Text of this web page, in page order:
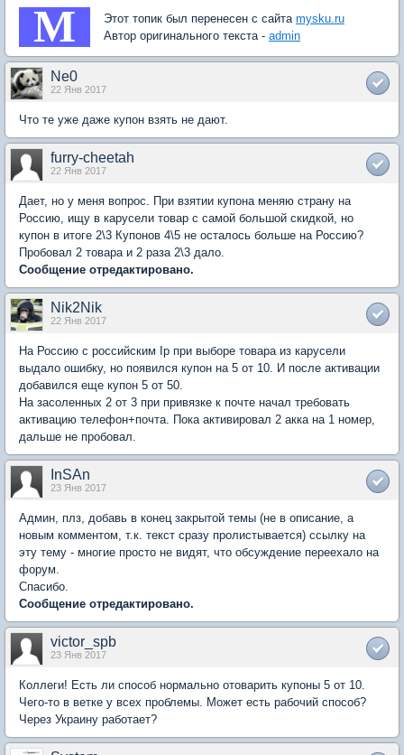
M Этот топик был перенесен с сайта mysku.ru
Автор оригинального текста - admin
Ne0
22 Янв 2017
Что те уже даже купон взять не дают.
furry-cheetah
22 Янв 2017
Дает, но у меня вопрос. При взятии купона меняю страну на
Россию, ищу в карусели товар с самой большой скидкой, но
купон в итоге 2\3 Купонов 4\5 не осталось больше на Россию?
Пробовал 2 товара и 2 раза 2\3 дало.
Сообщение отредактировано.
Nik2Nik
22 Янв 2017
На Россию с российским Ip при выборе товара из карусели
выдало ошибку, но появился купон на 5 от 10. И после активации
добавился еще купон 5 от 50.
На засоленных 2 от 3 при привязке к почте начал требовать
активацию телефон+почта. Пока активировал 2 акка на 1 номер,
дальше не пробовал.
InSAn
23 Янв 2017
Админ, плз, добавь в конец закрытой темы (не в описание, а
новым комментом, т.к. текст сразу пролистывается) ссылку на
эту тему - многие просто не видят, что обсуждение переехало на
форум.
Спасибо.
Сообщение отредактировано.
victor_spb
23 Янв 2017
Коллеги! Есть ли способ нормально отоварить купоны 5 от 10.
Чего-то в ветке у всех проблемы. Может есть рабочий способ?
Через Украину работает?